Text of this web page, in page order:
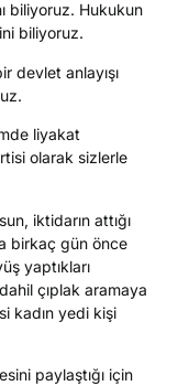
biliyoruz. Hukukun
biliyoruz.
devlet anlayışı
liyakat
olarak sizlerle
iktidarın attığı
birkaç gün önce
yaptıkları
çıplak aramaya
kadın yedi kişi
paylaştığı için